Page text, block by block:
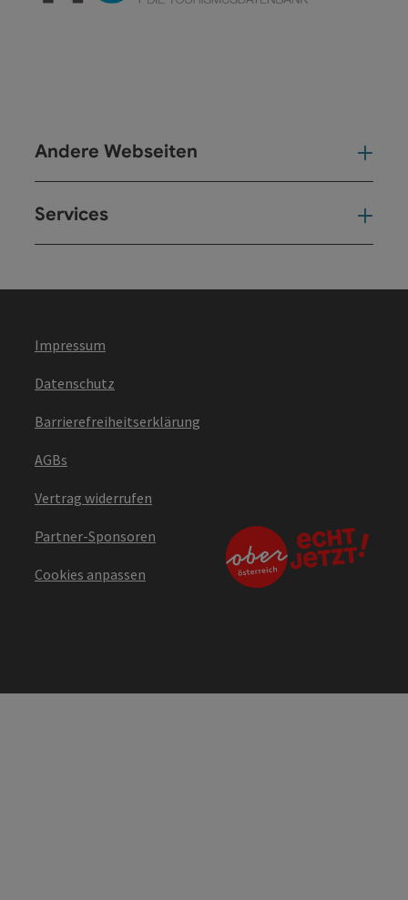
Andere Webseiten
Services
Impressum
Datenschutz
Barrierefreiheitserklärung
AGBs
Vertrag widerrufen
Partner-Sponsoren
Cookies anpassen